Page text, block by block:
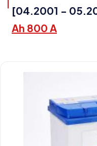
[04.2001 -
Ah 800 A